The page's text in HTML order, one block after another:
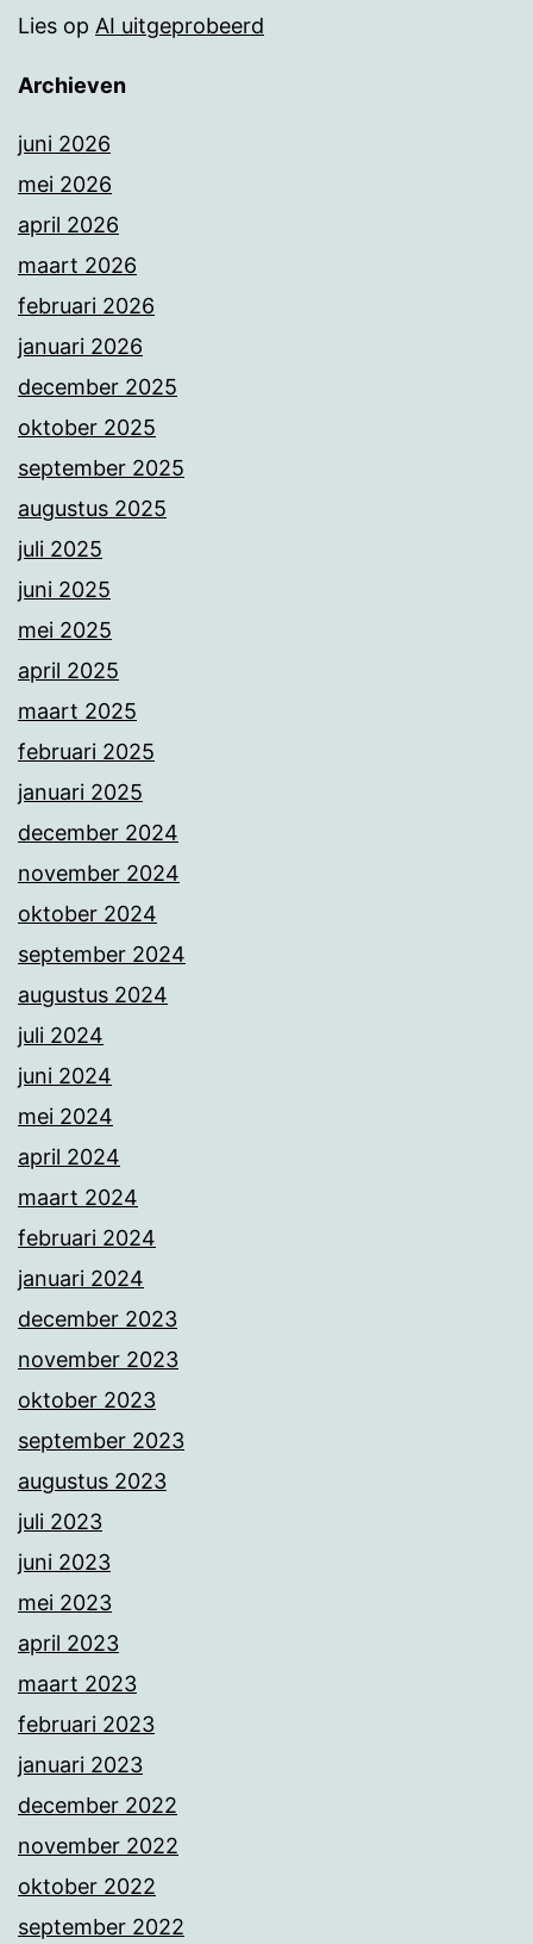
Lies op AI uitgeprobeerd
Archieven
juni 2026
mei 2026
april 2026
maart 2026
februari 2026
januari 2026
december 2025
oktober 2025
september 2025
augustus 2025
juli 2025
juni 2025
mei 2025
april 2025
maart 2025
februari 2025
januari 2025
december 2024
november 2024
oktober 2024
september 2024
augustus 2024
juli 2024
juni 2024
mei 2024
april 2024
maart 2024
februari 2024
januari 2024
december 2023
november 2023
oktober 2023
september 2023
augustus 2023
juli 2023
juni 2023
mei 2023
april 2023
maart 2023
februari 2023
januari 2023
december 2022
november 2022
oktober 2022
september 2022